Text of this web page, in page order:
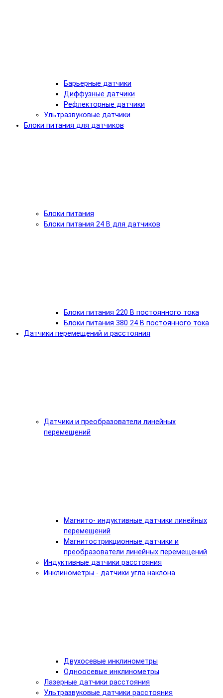
Барьерные датчики
Диффузные датчики
Рефлекторные датчики
Ультразвуковые датчики
Блоки питания для датчиков
Блоки питания
Блоки питания 24 В для датчиков
Блоки питания 220 В постоянного тока
Блоки питания 380 24 В постоянного тока
Датчики перемещений и расстояния
Датчики и преобразователи линейных
перемещений
Магнито- индуктивные датчики линейных
перемещений
Магнитострикционные датчики и
преобразователи линейных перемещений
Индуктивные датчики расстояния
Инклинометры - датчики угла наклона
Двухосевые инклинометры
Одноосевые инклинометры
Лазерные датчики расстояния
Ультразвуковые датчики расстояния